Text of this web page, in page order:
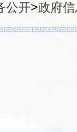
公开>政府